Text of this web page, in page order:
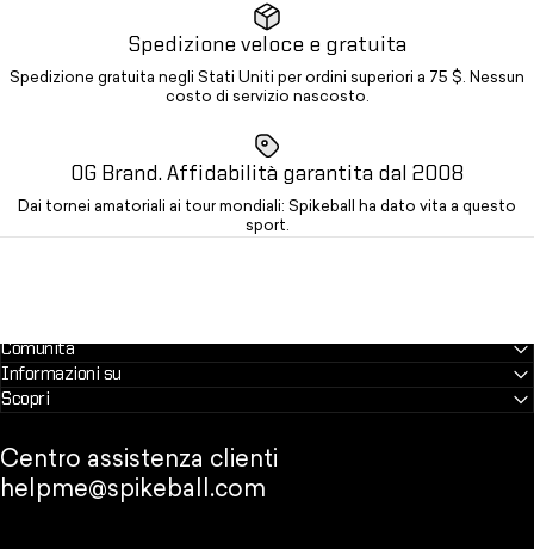
Spedizione veloce e gratuita
Spedizione gratuita negli Stati Uniti per ordini superiori a 75 $. Nessun
costo di servizio nascosto.
OG Brand. Affidabilità garantita dal 2008
Dai tornei amatoriali ai tour mondiali: Spikeball ha dato vita a questo
sport.
Comunità
Informazioni su
Scopri
Centro assistenza clienti
helpme@spikeball.com